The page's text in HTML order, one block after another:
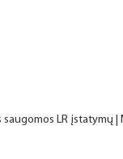
LR įstatymų